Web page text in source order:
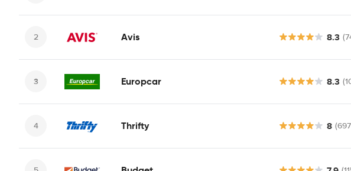
Avis 8.3
Europcar 8.3
Thrifty 8